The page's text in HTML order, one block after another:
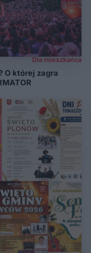
Dla mieszkańca
O której zagra